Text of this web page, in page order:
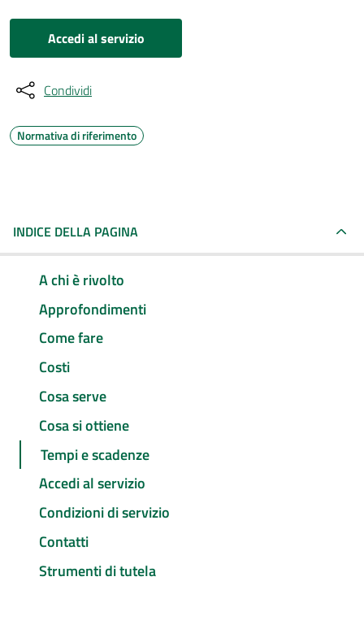
Accedi al servizio
Condividi
Normativa di riferimento
INDICE DELLA PAGINA
A chi è rivolto
Approfondimenti
Come fare
Costi
Cosa serve
Cosa si ottiene
Tempi e scadenze
Accedi al servizio
Condizioni di servizio
Contatti
Strumenti di tutela